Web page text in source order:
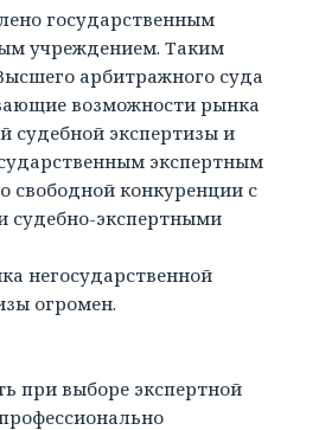
государственным
учреждением. Таким
арбитражного суда
возможности рынка
судебной экспертизы и
экспертным
свободной конкуренции с
судебно-экспертными
негосударственной
огромен.
при выборе экспертной